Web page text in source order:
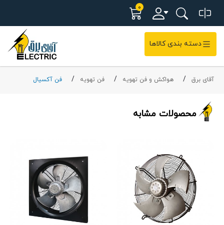
0
دسته بندی کالاها
آقای برق هواکش و فن تهویه فن تهویه فن آکسیال
محصولات مشابه